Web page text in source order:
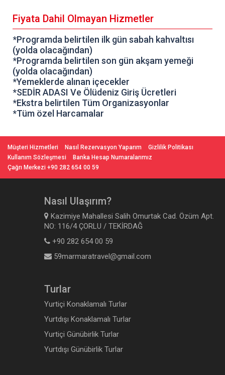
Fiyata Dahil Olmayan Hizmetler
*Programda belirtilen ilk gün sabah kahvaltısı
(yolda olacağından)
*Programda belirtilen son gün akşam yemeği
(yolda olacağından)
*Yemeklerde alınan içecekler
*SEDİR ADASI Ve Ölüdeniz Giriş Ücretleri
*Ekstra belirtilen Tüm Organizasyonlar
*Tüm özel Harcamalar
Müşteri Hizmetleri Nasıl Rezervasyon Yaparım
Gizlilik Politikası
Kullanım Sözleşmesi
Banka Hesap Numaralarımız
Çağrı Merkezi +90 282 654 00 59
Nasıl Ulaşırım?
Kazimiye Mahallesi Salih Omurtak Cad. Özüm Apt.
NO: 116/4 ÇORLU / TEKİRDAĞ
+90 282 654 00 59
59marmaratravel@gmail.com
Turlar
Yurtiçi Konaklamalı Turlar
Yurtdışı Konaklamalı Turlar
Yurtiçi Günübirlik Turlar
Yurtdışı Günübirlik Turlar